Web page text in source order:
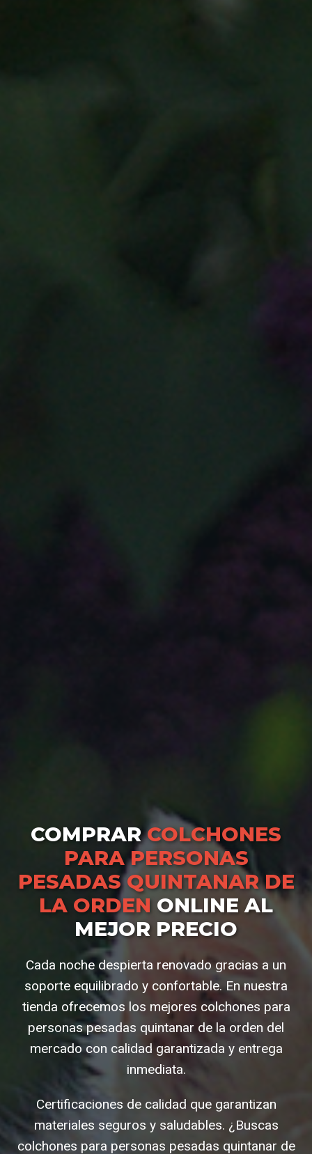
COMPRARCOLCHONES
PARA PERSONAS
PESADAS QUINTANAR DE
LA ORDEN ONLINE AL
MEJOR PRECIO
Cada noche despierta renovado gracias a un
soporte equilibrado y confortable. En nuestra
tienda ofrecemos los mejores colchones para
personas pesadas quintanar de la orden del
mercado con calidad garantizada y entrega
inmediata.
Certificaciones de calidad que garantizan
materiales seguros y saludables. ¿Buscas
colchones para personas pesadas quintanar de